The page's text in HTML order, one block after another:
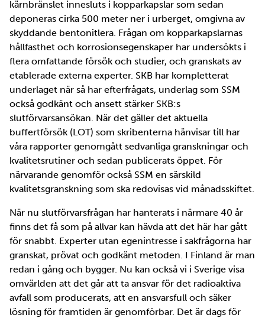
kärnbränslet innesluts i kopparkapslar som sedan
deponeras cirka 500 meter ner i urberget, omgivna av
skyddande bentonitlera. Frågan om kopparkapslarnas
hållfasthet och korrosionsegenskaper har undersökts i
flera omfattande försök och studier, och granskats av
etablerade externa experter. SKB har kompletterat
underlaget när så har efterfrågats, underlag som SSM
också godkänt och ansett stärker SKB:s
slutförvarsansökan. När det gäller det aktuella
buffertförsök (LOT) som skribenterna hänvisar till har
våra rapporter genomgått sedvanliga granskningar och
kvalitetsrutiner och sedan publicerats öppet. För
närvarande genomför också SSM en särskild
kvalitetsgranskning som ska redovisas vid månadsskiftet.
När nu slutförvarsfrågan har hanterats i närmare 40 år
finns det få som på allvar kan hävda att det här har gått
för snabbt. Experter utan egenintresse i sakfrågorna har
granskat, prövat och godkänt metoden. I Finland är man
redan i gång och bygger. Nu kan också vi i Sverige visa
omvärlden att det går att ta ansvar för det radioaktiva
avfall som producerats, att en ansvarsfull och säker
lösning för framtiden är genomförbar. Det är dags för